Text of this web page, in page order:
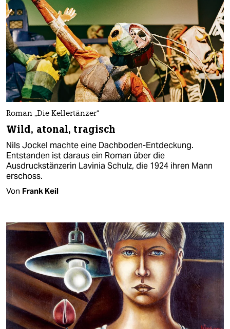
Roman „Die Kellertänzer“
Wild, atonal, tragisch
Nils Jockel machte eine Dachboden-Entdeckung.
Entstanden ist daraus ein Roman über die
Ausdruckstänzerin Lavinia Schulz, die 1924 ihren Mann
erschoss.
Von Frank Keil